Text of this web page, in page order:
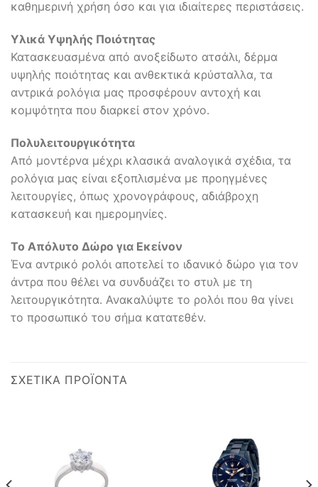
καθημερινή χρήση όσο και για ιδιαίτερες περιστάσεις.
Υλικά Υψηλής Ποιότητας
Κατασκευασμένα από ανοξείδωτο ατσάλι, δέρμα
υψηλής ποιότητας και ανθεκτικά κρύσταλλα, τα
αντρικά ρολόγια μας προσφέρουν αντοχή και
κομψότητα που διαρκεί στον χρόνο.
Πολυλειτουργικότητα
Από μοντέρνα μέχρι κλασικά αναλογικά σχέδια, τα
ρολόγια μας είναι εξοπλισμένα με προηγμένες
λειτουργίες, όπως χρονογράφους, αδιάβροχη
κατασκευή και ημερομηνίες.
Το Απόλυτο Δώρο για Εκείνον
Ένα αντρικό ρολόι αποτελεί το ιδανικό δώρο για τον
άντρα που θέλει να συνδυάζει το στυλ με τη
λειτουργικότητα. Ανακαλύψτε το ρολόι που θα γίνει
το προσωπικό του σήμα κατατεθέν.
ΣΧΕΤΙΚΆ ΠΡΟΪΌΝΤΑ